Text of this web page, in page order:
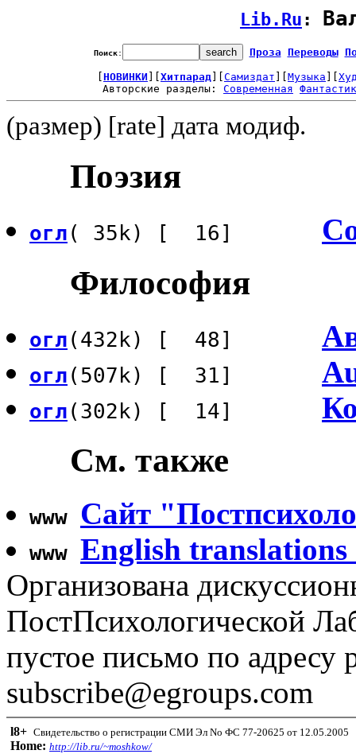
Lib.Ru :
Поиск: Проза Переводы
НОВИНКИ Хитпарад Самиздат Музыка
Авторские разделы: Современная
(размер) [rate] дата модиф.
Поэзия
огл( 35k) [ 16]
Философия
огл(432k) [ 48]
огл(507k) [ 31]
огл(302k) [ 14]
См. также
www Сайт
www English
Организована
ПостПсихологической
пустое письмо по адресу
subscribe@egroups.com
l8+ Свидетельство о регистрации СМИ Эл No ФС 77-20625 от 12.05.2005
Home: http://lib.ru/~moshkow/